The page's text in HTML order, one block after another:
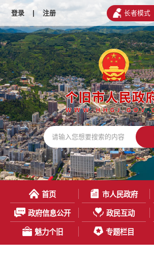
登录 | 注册 长者模式
首页 市人民政府
政府信息公开 政民互动
魅力个旧 专题栏目